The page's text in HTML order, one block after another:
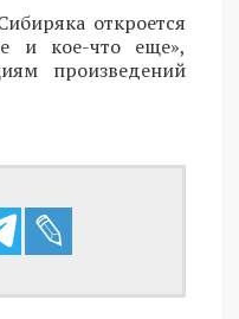
откроется
и кое-что еще»,
произведений